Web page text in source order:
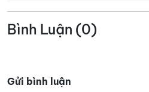
Bình Luận (0)
Gửi bình luận